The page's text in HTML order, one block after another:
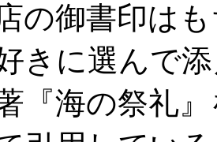
の御書印は
きに選んで
『海の祭礼